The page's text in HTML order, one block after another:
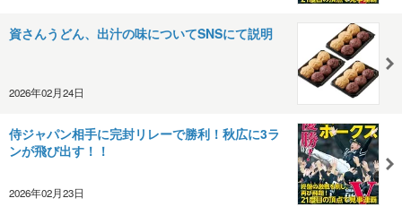
資さんうどん、出汁の味についてSNSにて説明
2026年02月24日
侍ジャパン相手に完封リレーで勝利！秋広に3ラ
ンが飛び出す！！
2026年02月23日